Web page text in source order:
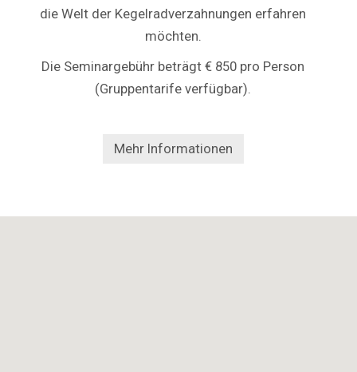
die Welt der Kegelradverzahnungen erfahren
möchten.
Die Seminargebühr beträgt € 850 pro Person
(Gruppentarife verfügbar).
Mehr Informationen